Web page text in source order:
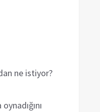
ne istiyor?